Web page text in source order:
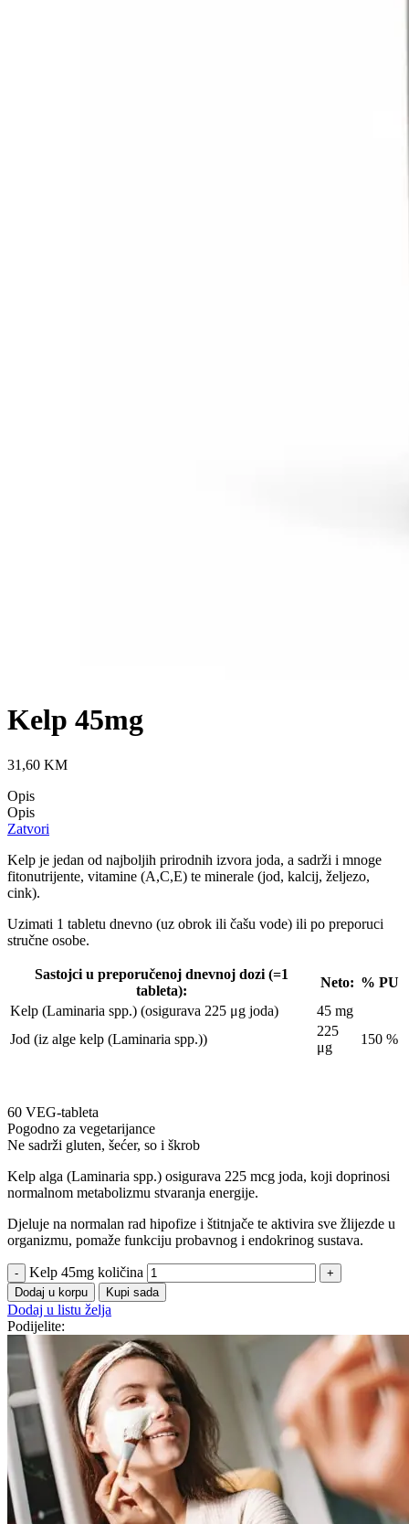
Kelp 45mg
31,60 KM
Opis
Opis
Zatvori
Kelp je jedan od najboljih prirodnih izvora joda, a sadrži i mnoge
fitonutrijente, vitamine (A,C,E) te minerale (jod, kalcij, željezo,
cink).
Uzimati 1 tabletu dnevno (uz obrok ili čašu vode) ili po preporuci
stručne osobe.
Sastojci u preporučenoj dnevnoj dozi (=1
tableta):
Neto: % PU
Kelp (Laminaria spp.) (osigurava 225 μg joda)
45 mg
Jod (iz alge kelp (Laminaria spp.))
225
μg
150 %
60 VEG-tableta
Pogodno za vegetarijance
Ne sadrži gluten, šećer, so i škrob
Kelp alga (Laminaria spp.) osigurava 225 mcg joda, koji doprinosi
normalnom metabolizmu stvaranja energije.
Djeluje na normalan rad hipofize i štitnjače te aktivira sve žlijezde u
organizmu, pomaže funkciju probavnog i endokrinog sustava.
Kelp 45mg količina
Dodaj u korpu Kupi sada
Dodaj u listu želja
Podijelite: